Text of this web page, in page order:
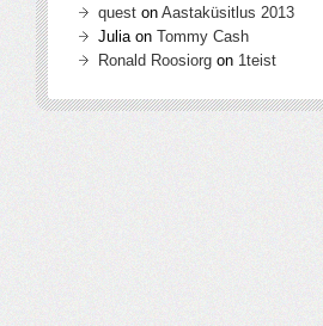
quest on Aastaküsitlus 2013
Juliaon Tommy Cash
Ronald Roosiorg on 1teist